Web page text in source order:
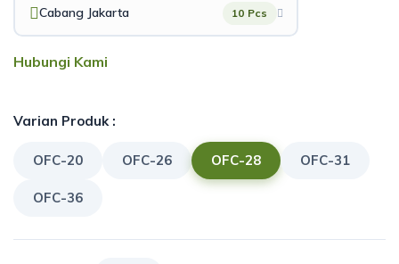
Cabang Jakarta 10 Pcs
Hubungi Kami
Varian Produk :
OFC-20 OFC-26 OFC-28 OFC-31
OFC-36